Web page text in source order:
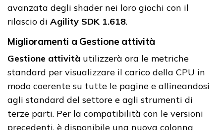
avanzata degli shader nei loro giochi con il
rilascio di Agility SDK 1.618.
Miglioramenti a Gestione attività
Gestione attività utilizzerà ora le metriche
standard per visualizzare il carico della CPU in
modo coerente su tutte le pagine e allineandosi
agli standard del settore e agli strumenti di
terze parti. Per la compatibilità con le versioni
precedenti, è disponibile una nuova colonna